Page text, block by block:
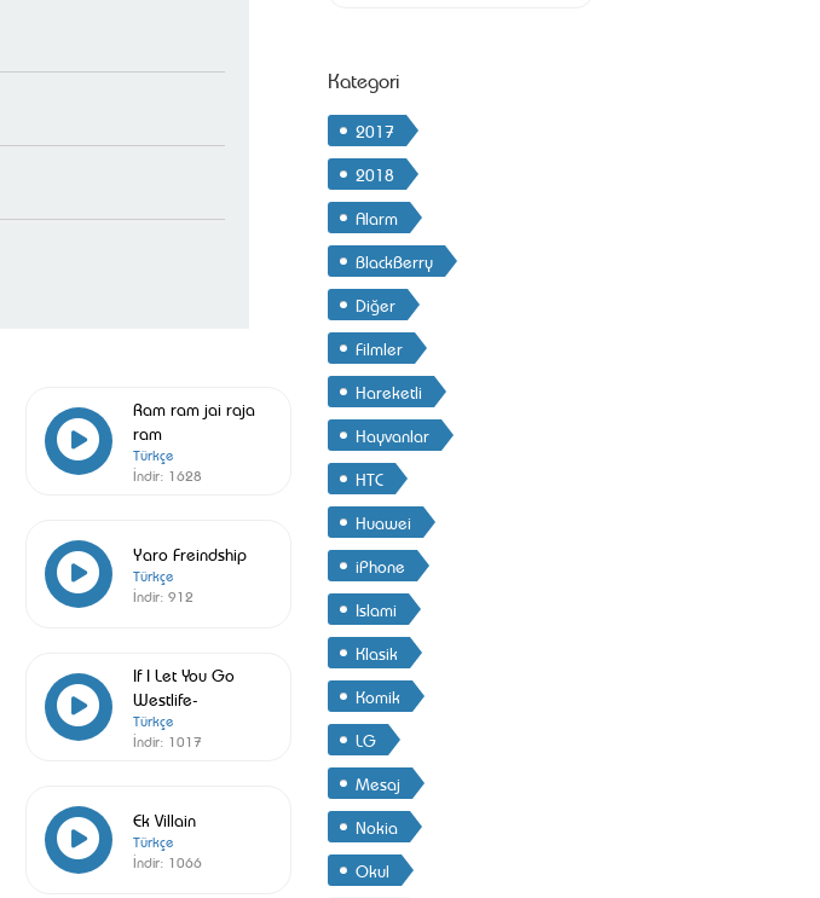
Ram ram jai raja
ram
Türkçe
İndir: 1628
Yaro Freindship
Türkçe
İndir: 912
If I Let You Go
Westlife-
Türkçe
İndir: 1017
Ek Villain
Türkçe
İndir: 1066
Kategori
2017
2018
Alarm
BlackBerry
Diğer
Filmler
Hareketli
Hayvanlar
HTC
Huawei
iPhone
Islami
Klasik
Komik
LG
Mesaj
Nokia
Okul